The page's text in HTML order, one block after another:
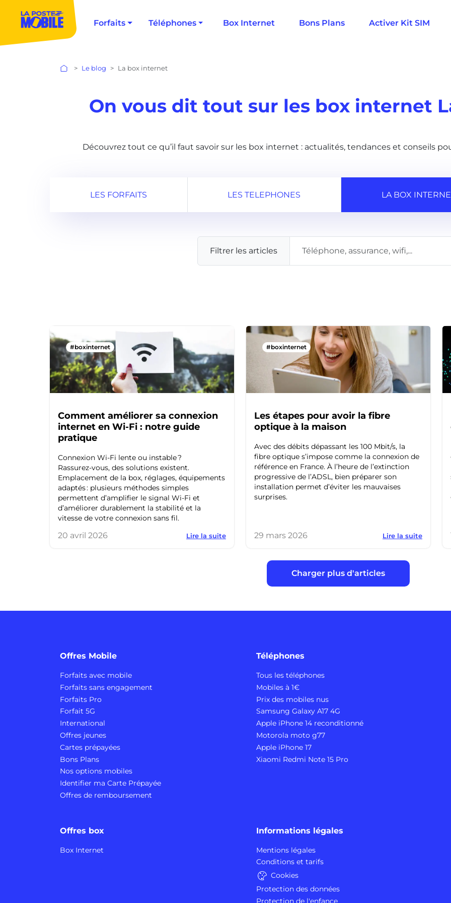
Forfaits Téléphones Box Internet Bons Plans Activer Kit SIM
Le blog La box internet
On vous dit tout sur les box internet
Découvrez tout ce qu’il faut savoir sur les box internet : actualités, tendances et conseils
LES FORFAITS LES TELEPHONES LA BOX
Filtrer les articles
#boxinternet
Comment améliorer sa connexion
internet en Wi-Fi : notre guide
pratique
Connexion Wi‑Fi lente ou instable ?
Rassurez‑vous, des solutions existent.
Emplacement de la box, réglages, équipements
adaptés : plusieurs méthodes simples
permettent d’amplifier le signal Wi‑Fi et
d’améliorer durablement la stabilité et la
vitesse de votre connexion sans fil.
20 avril 2026 Lire la suite
#boxinternet
Les étapes pour avoir la fibre
optique à la maison
Avec des débits dépassant les 100 Mbit/s, la
fibre optique s’impose comme la connexion de
référence en France. À l’heure de l’extinction
progressive de l’ADSL, bien préparer son
installation permet d’éviter les mauvaises
surprises.
29 mars 2026 Lire la suite
Charger plus d'articles
Offres Mobile
Forfaits avec mobile
Forfaits sans engagement
Forfaits Pro
Forfait 5G
International
Offres jeunes
Cartes prépayées
Bons Plans
Nos options mobiles
Identifier ma Carte Prépayée
Offres de remboursement
Téléphones
Tous les téléphones
Mobiles à 1€
Prix des mobiles nus
Samsung Galaxy A17 4G
Apple iPhone 14 reconditionné
Motorola moto g77
Apple iPhone 17
Xiaomi Redmi Note 15 Pro
Offres box
Box Internet
Informations légales
Mentions légales
Conditions et tarifs
Cookies
Protection des données
Protection de l'enfance